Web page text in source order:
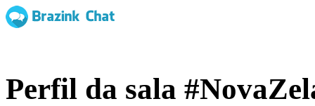
Perfil da sala